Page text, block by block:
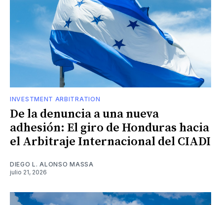
INVESTMENT ARBITRATION
De la denuncia a una nueva
adhesión: El giro de Honduras hacia
el Arbitraje Internacional del CIADI
DIEGO L. ALONSO MASSA
julio 21, 2026